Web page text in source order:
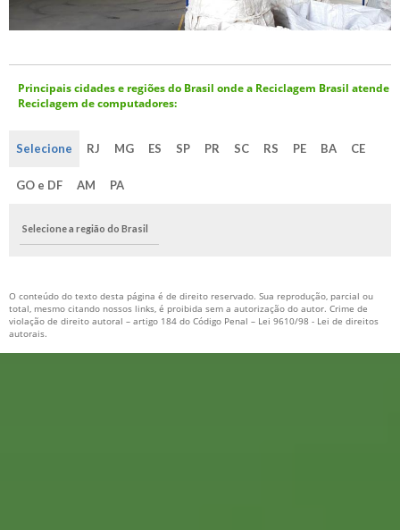
Principais cidades e regiões do Brasil onde a Reciclagem Brasil atende
Reciclagem de computadores:
Selecione RJ MG ES SP PR SC RS PE BA CE
GO e DF AM PA
Selecione a região do Brasil
O conteúdo do texto desta página é de direito reservado. Sua reprodução, parcial ou
total, mesmo citando nossos links, é proibida sem a autorização do autor. Crime de
violação de direito autoral – artigo 184 do Código Penal – Lei 9610/98 - Lei de direitos
autorais.